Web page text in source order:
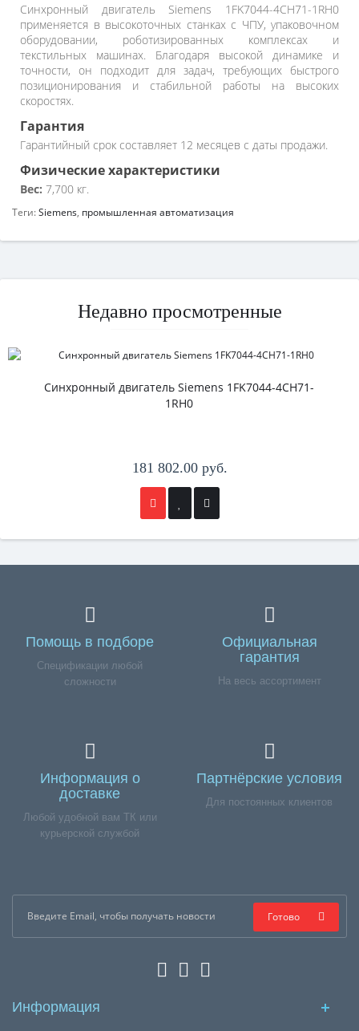
Синхронный двигатель Siemens 1FK7044-4CH71-1RH0
применяется в высокоточных станках с ЧПУ, упаковочном
оборудовании, роботизированных комплексах и
текстильных машинах. Благодаря высокой динамике и
точности, он подходит для задач, требующих быстрого
позиционирования и стабильной работы на высоких
скоростях.
Гарантия
Гарантийный срок составляет 12 месяцев с даты продажи.
Физические характеристики
Вес: 7,700 кг.
Теги:Siemens, промышленная автоматизация
Недавно просмотренные
Синхронный двигатель Siemens 1FK7044-4CH71-
1RH0
181 802.00 руб.
Помощь в подборе
Спецификации любой
сложности
Официальная
гарантия
На весь ассортимент
Информация о
доставке
Любой удобной вам ТК или
курьерской службой
Партнёрские условия
Для постоянных клиентов
Готово
Информация